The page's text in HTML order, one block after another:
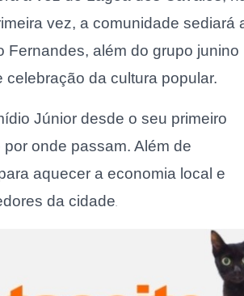
vez, a comunidade sediará
Fernandes, além do grupo junino
da cultura popular.
Júnior desde o seu primeiro
onde passam. Além de
aquecer a economia local e
da cidade.